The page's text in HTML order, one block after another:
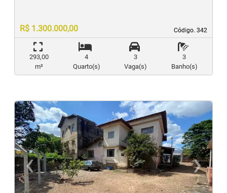
Código. 342
Código. 342
R$ 1.300.000,00
293,00
m²
4
Quarto(s)
3
Vaga(s)
3
Banho(s)
‹ ›